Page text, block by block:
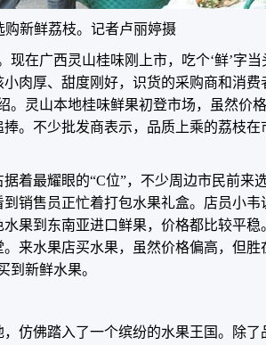
购新鲜荔枝。记者卢丽婷摄
现在广西灵山桂味刚上市，吃个‘鲜’字
肉厚、甜度刚好，识货的采购商和消费
。灵山本地桂味鲜果初登市场，虽然价
。不少批发商表示，品质上乘的荔枝在
着最耀眼的“C位”，不少周边市民前来
销售员正忙着打包水果礼盒。店员小韦
果到东南亚进口鲜果，价格都比较平稳
来水果店买水果，虽然价格偏高，但胜
到新鲜水果。
仿佛踏入了一个缤纷的水果王国。除了